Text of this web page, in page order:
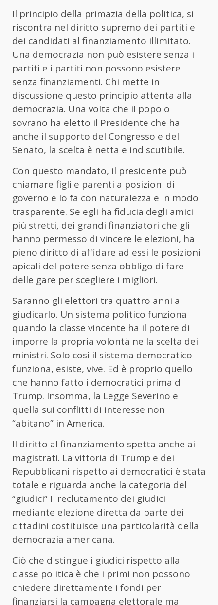
Il principio della primazia della politica, si
riscontra nel diritto supremo dei partiti e
dei candidati al finanziamento illimitato.
Una democrazia non può esistere senza i
partiti e i partiti non possono esistere
senza finanziamenti. Chi mette in
discussione questo principio attenta alla
democrazia. Una volta che il popolo
sovrano ha eletto il Presidente che ha
anche il supporto del Congresso e del
Senato, la scelta è netta e indiscutibile.
Con questo mandato, il presidente può
chiamare figli e parenti a posizioni di
governo e lo fa con naturalezza e in modo
trasparente. Se egli ha fiducia degli amici
più stretti, dei grandi finanziatori che gli
hanno permesso di vincere le elezioni, ha
pieno diritto di affidare ad essi le posizioni
apicali del potere senza obbligo di fare
delle gare per scegliere i migliori.
Saranno gli elettori tra quattro anni a
giudicarlo. Un sistema politico funziona
quando la classe vincente ha il potere di
imporre la propria volontà nella scelta dei
ministri. Solo così il sistema democratico
funziona, esiste, vive. Ed è proprio quello
che hanno fatto i democratici prima di
Trump. Insomma, la Legge Severino e
quella sui conflitti di interesse non
“abitano” in America.
Il diritto al finanziamento spetta anche ai
magistrati. La vittoria di Trump e dei
Repubblicani rispetto ai democratici è stata
totale e riguarda anche la categoria del
“giudici” Il reclutamento dei giudici
mediante elezione diretta da parte dei
cittadini costituisce una particolarità della
democrazia americana.
Ciò che distingue i giudici rispetto alla
classe politica è che i primi non possono
chiedere direttamente i fondi per
finanziarsi la campagna elettorale ma